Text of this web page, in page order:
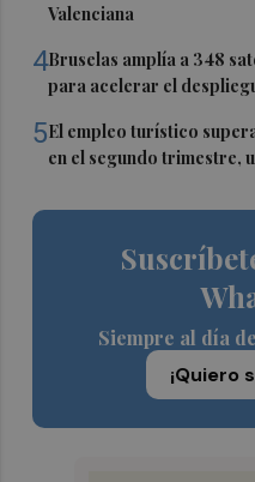
Valenciana
4Bruselas amplía a 348
para acelerar el
5El empleo turístico
en el segundo trimestre,
Siempre al día
¡Quiero